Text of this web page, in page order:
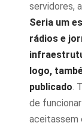
servidores,
Seria um
rádios e
logo,
publicado.
de
aceitassem